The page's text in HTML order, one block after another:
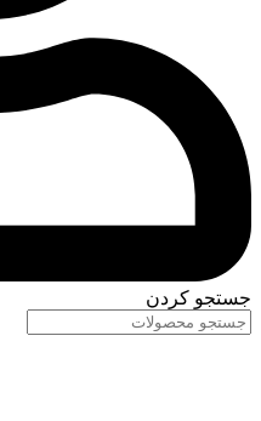
جستجو کردن